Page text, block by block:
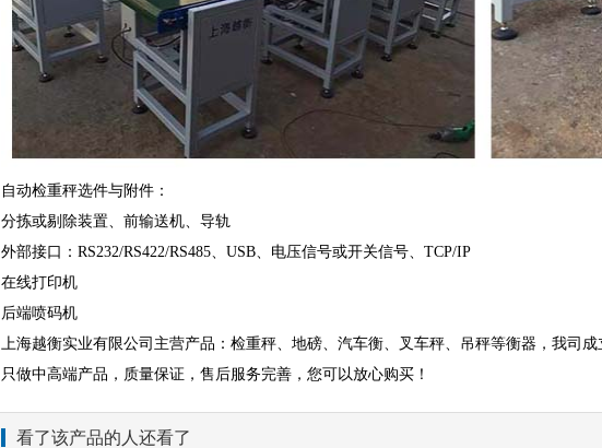
自动检重秤选件与附件：
分拣或剔除装置、前输送机、导轨
外部接口：RS232/RS422/RS485、USB、电压信号或开关信号、TCP/IP
在线打印机
后端喷码机
上海越衡实业有限公司主营产品：检重秤、地磅、汽车衡、叉车秤、吊秤等衡器，我司
只做中高端产品，质量保证，售后服务完善，您可以放心购买！
看了该产品的人还看了